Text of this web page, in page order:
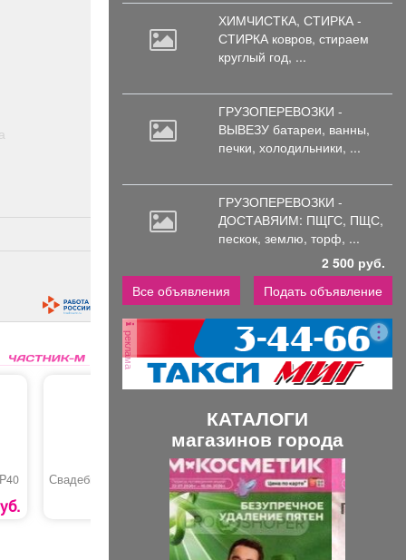
Свадебный букет Мотоблок бензиновый
«МБ3-703 ЕСО»
27790 руб.
ХИМЧИСТКА, СТИРКА -
СТИРКА ковров, стираем
круглый год, ...
ГРУЗОПЕРЕВОЗКИ -
ВЫВЕЗУ батареи, ванны,
печки, холодильники, ...
ГРУЗОПЕРЕВОЗКИ -
ДОСТАВЯИМ: ПЩГС, ПЩС,
пескок, землю, торф, ...
2 500 руб.
Все объявления
Подать объявление
реклама
КАТАЛОГИ
магазинов города